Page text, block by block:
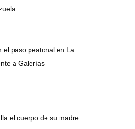
el paso peatonal en La
a Galerías
el cuerpo de su madre